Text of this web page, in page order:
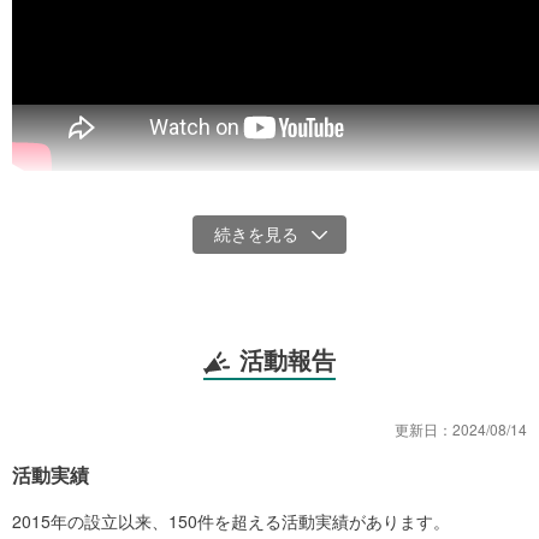
災害時、もっと自分のまちのことを知っていれば、助かるかもしれ
で作るジオラマを使った楽しく実践的な防災授業を通じて、まちを
知ることの面白さ・大切さを伝えています。
自分の手でジオラマを組み立てることで、まず何よりも自分のまち
とその地形に興味を持ってほしい。日常的に立体のまちに触れるこ
とで、地域に潜む危険をもっと身近なものとして感じてほしい。そ
活動報告
更新日： 2024/08/14
活動実績
2015年の設立以来、150件を超える活動実績があります。